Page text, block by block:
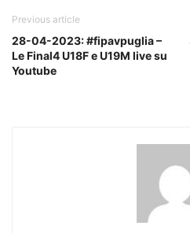
Previous article
28-04-2023: #fipavpuglia –
Le Final4 U18F e U19M live su
Youtube